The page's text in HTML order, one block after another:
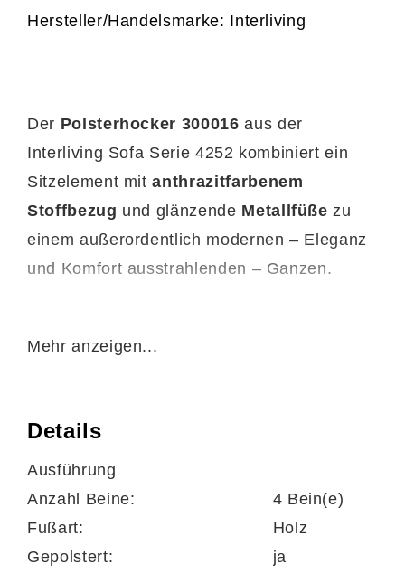
Hersteller/Handelsmarke: Interliving
Der Polsterhocker 300016 aus der
Interliving Sofa Serie 4252 kombiniert ein
Sitzelement mitanthrazitfarbenem
Stoffbezug und glänzende Metallfüßezu
einem außerordentlich modernen – Eleganz
und Komfort ausstrahlenden – Ganzen.
Sitzhöhe des Hockers liegt bei ca 46 cm, die
dieser XXL-Polsterhocker
cm(BxHxT).
Mehr anzeigen...
Details
Ausführung
Anzahl Beine:
4 Bein(e)
Fußart:
Holz
Gepolstert:
ja